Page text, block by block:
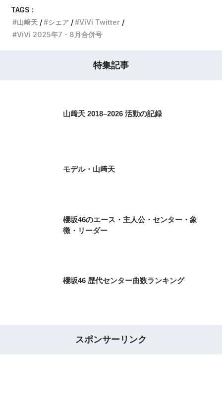
TAGS :
山﨑天
シェア
ViVi Twitter
ViVi 2025年7・8月合併号
特集記事
山﨑天 2018–2026 活動の記録
モデル・山﨑天
櫻坂46のエース・主人公・センター・象
徴・リーダー
櫻坂46 歴代センター曲数ランキング
スポンサーリンク